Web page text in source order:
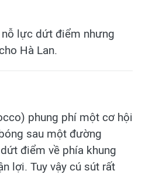
lực dứt điểm nhưng
Hà Lan.
phung phí một cơ hội
sau một đường
điểm về phía khung
lợi. Tuy vậy cú sút rất